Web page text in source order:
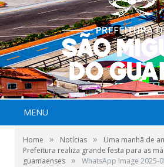
MENU
Home » Notícias »
Uma manhã de
Prefeitura realiza grande festa para as
guamaenses » WhatsApp Image 2025-